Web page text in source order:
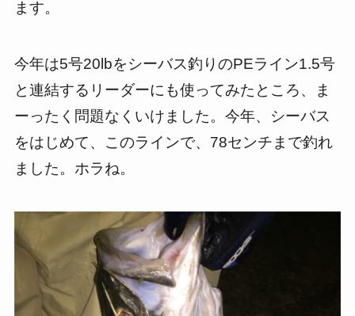
ます。
今年は5号20lbをシーバス釣りのPEライン1.5号
と連結するリーダーにも使ってみたところ、ま
ーったく問題なくいけました。今年、シーバス
をはじめて、このラインで、78センチまで釣れ
ました。ホラね。